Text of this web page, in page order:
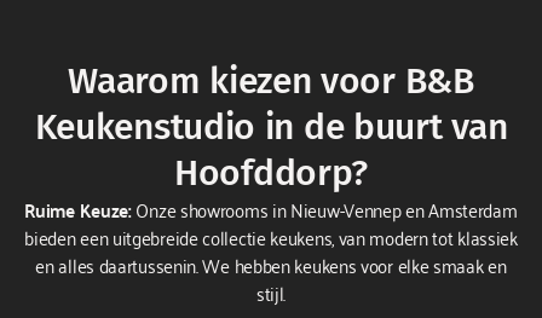
Waarom kiezen voor B&B
Keukenstudio in de buurt van
Hoofddorp?
Ruime Keuze:Onze showrooms in Nieuw-Vennep en Amsterdam
bieden een uitgebreide collectie keukens, van modern tot klassiek
en alles daartussenin. We hebben keukens voor elke smaak en
stijl.